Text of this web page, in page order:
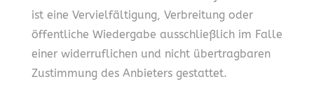
ist eine Vervielfältigung, Verbreitung oder
öffentliche Wiedergabe ausschließlich im Falle
einer widerruflichen und nicht übertragbaren
Zustimmung des Anbieters gestattet.